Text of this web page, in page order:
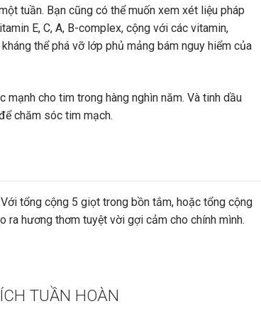
tuần. Bạn cũng có thể muốn xem xét liệu pháp
E, C, A, B-complex, cộng với các vitamin,
thể phá vỡ lớp phủ mảng bám nguy hiểm của
cho tim trong hàng nghìn năm. Và tinh dầu
chăm sóc tim mạch.
Với tổng cộng 5 giọt trong bồn tắm, hoặc tổng cộng
hương thơm tuyệt vời gợi cảm cho chính mình.
TUẦN HOÀN